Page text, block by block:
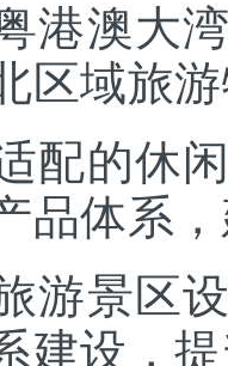
澳大湾
区域旅
的休闲
品体系
景区设
建设，